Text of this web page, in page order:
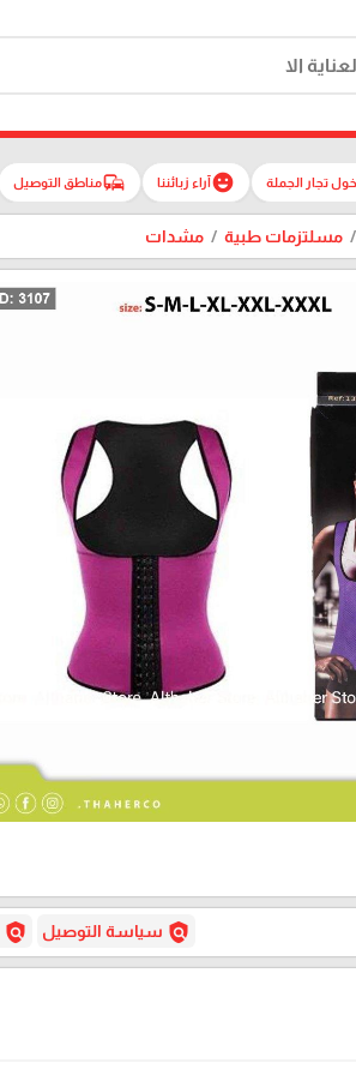
تجار الجملة emoji_emotionsآراء زبائننا commuteمناطق التوصيل
مسلتزمات طبية مشدات
policy سياسة التوصيل policy